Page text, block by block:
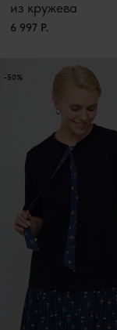
из кружева
6 997 Р.
-50%